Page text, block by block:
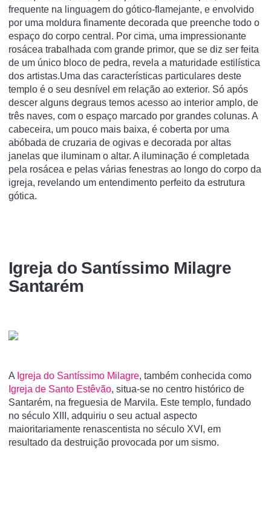
frequente na linguagem do gótico-flamejante, e envolvido
por uma moldura finamente decorada que preenche todo o
espaço do corpo central. Por cima, uma impressionante
rosácea trabalhada com grande primor, que se diz ser feita
de um único bloco de pedra, revela a maturidade estilística
dos artistas.Uma das características particulares deste
templo é o seu desnível em relação ao exterior. Só após
descer alguns degraus temos acesso ao interior amplo, de
três naves, com o espaço marcado por grandes colunas. A
cabeceira, um pouco mais baixa, é coberta por uma
abóbada de cruzaria de ogivas e decorada por altas
janelas que iluminam o altar. A iluminação é completada
pela rosácea e pelas várias fenestras ao longo do corpo da
igreja, revelando um entendimento perfeito da estrutura
gótica.
Igreja do Santí­ssimo Milagre
Santarém
A Igreja do Santí­ssimo Milagre, também conhecida como
Igreja de Santo Estêvão, situa-se no centro histórico de
Santarém, na freguesia de Marvila. Este templo, fundado
no século XIII, adquiriu o seu actual aspecto
maioritariamente renascentista no século XVI, em
resultado da destruição provocada por um sismo.